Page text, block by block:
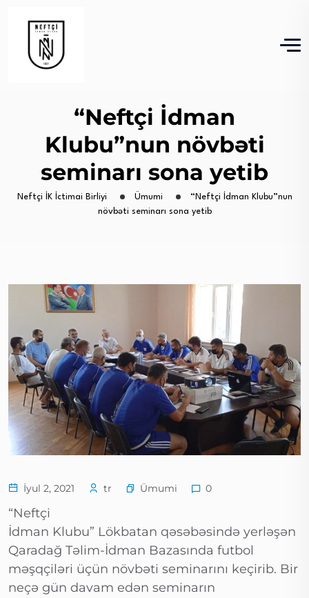
“Neftçi İdman
Klubu”nun növbəti
seminarı sona yetib
Neftçi İK İctimai Birliyi Ümumi
“Neftçi İdman Klubu”nun
növbəti seminarı sona yetib
İyul 2, 2021 tr Ümumi 0
“Neftçi
İdman Klubu” Lökbatan qəsəbəsində yerləşən
Qaradağ Təlim-İdman Bazasında futbol
məşqçiləri üçün növbəti seminarını keçirib. Bir
neçə gün davam edən seminarın